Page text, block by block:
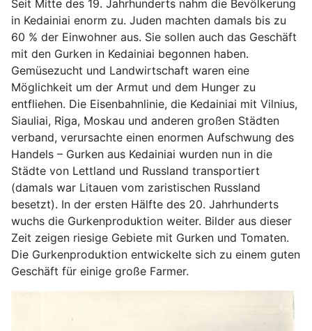
Seit Mitte des 19. Jahrhunderts nahm die Bevölkerung
in Kedainiai enorm zu. Juden machten damals bis zu
60 % der Einwohner aus. Sie sollen auch das Geschäft
mit den Gurken in Kedainiai begonnen haben.
Gemüsezucht und Landwirtschaft waren eine
Möglichkeit um der Armut und dem Hunger zu
entfliehen. Die Eisenbahnlinie, die Kedainiai mit Vilnius,
Siauliai, Riga, Moskau und anderen großen Städten
verband, verursachte einen enormen Aufschwung des
Handels – Gurken aus Kedainiai wurden nun in die
Städte von Lettland und Russland transportiert
(damals war Litauen vom zaristischen Russland
besetzt). In der ersten Hälfte des 20. Jahrhunderts
wuchs die Gurkenproduktion weiter. Bilder aus dieser
Zeit zeigen riesige Gebiete mit Gurken und Tomaten.
Die Gurkenproduktion entwickelte sich zu einem guten
Geschäft für einige große Farmer.